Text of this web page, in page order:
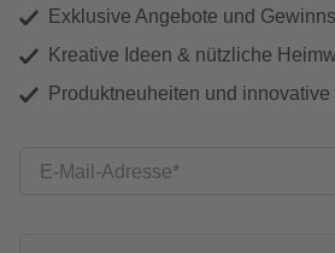
Exklusive Angebote und
Kreative Ideen & nützliche
Produktneuheiten und
E-Mail-Adresse